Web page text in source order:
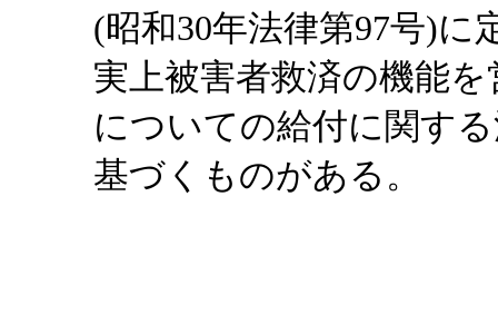
(昭和30年法律第97号)
実上被害者救済の機能
についての給付に関す
基づくものがある。